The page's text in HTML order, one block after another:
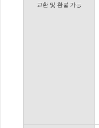
교환 및 환불 가능